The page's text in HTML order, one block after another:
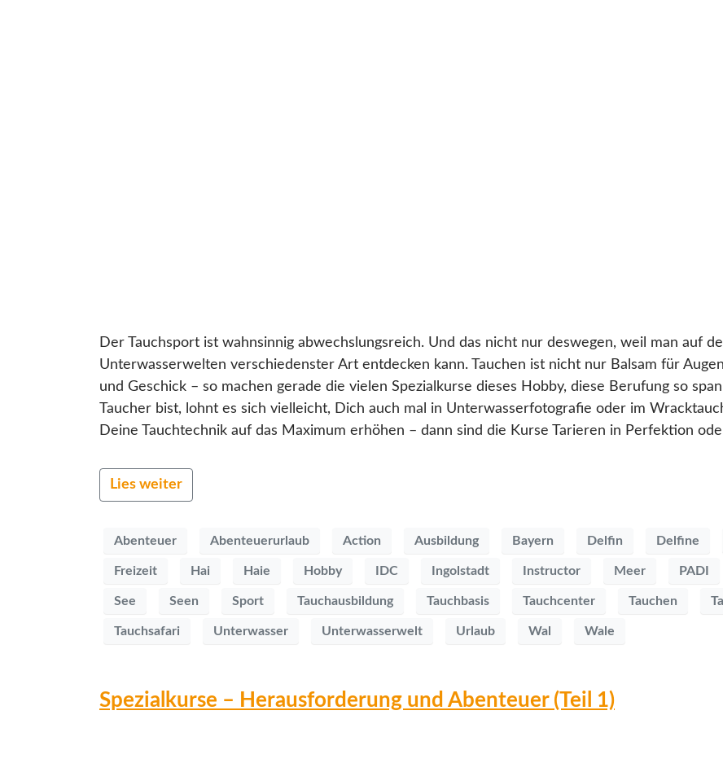
Der Tauchsport ist wahnsinnig abwechslungsreich. Und das nicht nur deswegen, weil man auf
Unterwasserwelten verschiedenster Art entdecken kann. Tauchen ist nicht nur Balsam für
und Geschick – so machen gerade die vielen Spezialkurse dieses Hobby, diese Berufung so
Taucher bist, lohnt es sich vielleicht, Dich auch mal in Unterwasserfotografie oder im
Deine Tauchtechnik auf das Maximum erhöhen – dann sind die Kurse Tarieren in Perfektion
Lies weiter
Abenteuer Abenteuerurlaub Action Ausbildung Bayern Delfin Delfine
Freizeit Hai Haie Hobby IDC Ingolstadt Instructor Meer PADI
See Seen Sport Tauchausbildung Tauchbasis Tauchcenter Tauchen
Tauchsafari Unterwasser Unterwasserwelt Urlaub Wal Wale
Spezialkurse – Herausforderung und Abenteuer (Teil 1)